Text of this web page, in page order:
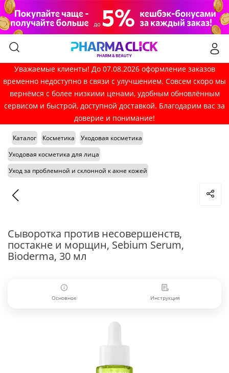
Уважаемые клиенты! До 07.08.2026 оформление заказов
временно недоступно в связи с улучшением. Совсем скоро мы
вернёмся с более низкими ценами, удобным обновлённым
сервисом и быстрой, доступной доставкой. Благодарим вас за
доверие и понимание!
Каталог Косметика
Уходовая косметика
Уходовая косметика для лица
Уход за проблемной и склонной к акне кожей
Сыворотка против несовершенств,
постакне и морщин, Sebium Serum,
Bioderma, 30 мл
Основное Инструкция